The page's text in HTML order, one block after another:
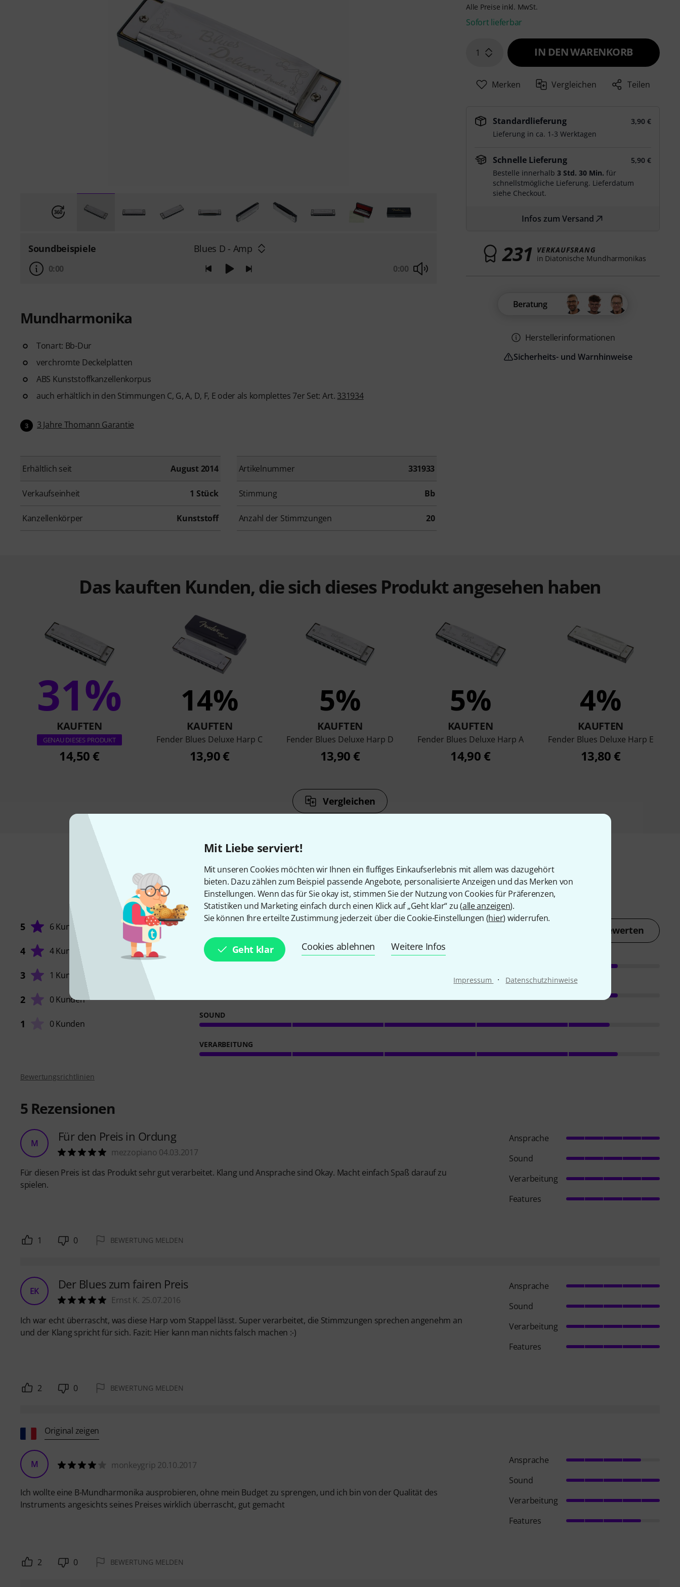
Mit Liebe serviert!
Mit unseren Cookies möchten wir Ihnen ein fluffiges Einkaufserlebnis mit allem was dazugehört
bieten. Dazu zählen zum Beispiel passende Angebote, personalisierte Anzeigen und das Merken von
Einstellungen. Wenn das für Sie okay ist, stimmen Sie der Nutzung von Cookies für Präferenzen,
Statistiken und Marketing einfach durch einen Klick auf „Geht klar“ zu (alle anzeigen).
Sie können Ihre erteilte Zustimmung jederzeit über die Cookie-Einstellungen (hier) widerrufen.
Geht klar Cookies ablehnen Weitere Infos
Impressum · Datenschutzhinweise
Soundbeispiele Blues D - Amp
0:00 0:00
Mundharmonika
Tonart: Bb-Dur
verchromte Deckelplatten
ABS Kunststoffkanzellenkorpus
auch erhältlich in den Stimmungen C, G, A, D, F, E oder als komplettes 7er Set: Art. 331934
3 3 Jahre Thomann Garantie
Erhältlich seit August 2014 Artikelnummer 331933
Verkaufseinheit 1 Stück Stimmung Bb
Kanzellenkörper Kunststoff Anzahl der Stimmzungen 20
Alle Preise inkl. MwSt.
Sofort lieferbar
1 IN DEN WARENKORB
Merken Vergleichen Teilen
Standardlieferung
3,90 €
Lieferung in ca. 1-3 Werktagen
Schnelle Lieferung
5,90 €
Bestelle innerhalb3 Std. 30 Min. für
schnellstmögliche Lieferung. Lieferdatum
siehe Checkout.
Infos zum Versand
231 VERKAUFSRANG
in Diatonische Mundharmonikas
Beratung
Herstellerinformationen
Sicherheits- und Warnhinweise
Das kauften Kunden, die sich dieses Produkt angesehen haben
31%
KAUFTEN
GENAU DIESES PRODUKT
14,50 €
14%
KAUFTEN
Fender Blues Deluxe Harp C
13,90 €
5%
KAUFTEN
Fender Blues Deluxe Harp D
13,90 €
5%
KAUFTEN
Fender Blues Deluxe Harp A
14,90 €
4%
KAUFTEN
Fender Blues Deluxe Harp E
13,80 €
Vergleichen
11Kundenbewertungen
5 6 Kunden
4 4 Kunden
3 1 Kunde
2 0 Kunden
1 0 Kunden
Jetzt bewerten
ANSPRACHE
SOUND
VERARBEITUNG
Bewertungsrichtlinien
5 Rezensionen
M Für den Preis in Ordung
mezzopiano 04.03.2017
Für diesen Preis ist das Produkt sehr gut verarbeitet. Klang und Ansprache sind Okay. Macht einfach Spaß darauf zu
spielen.
Ansprache
Sound
Verarbeitung
Features
1 0 BEWERTUNG MELDEN
EK Der Blues zum fairen Preis
Ernst K. 25.07.2016
Ich war echt überrascht, was diese Harp vom Stappel lässt. Super verarbeitet, die Stimmzungen sprechen angenehm an
und der Klang spricht für sich. Fazit: Hier kann man nichts falsch machen :-)
Ansprache
Sound
Verarbeitung
Features
2 0 BEWERTUNG MELDEN
Original zeigen
M monkeygrip 20.10.2017
Ich wollte eine B-Mundharmonika ausprobieren, ohne mein Budget zu sprengen, und ich bin von der Qualität des
Instruments angesichts seines Preises wirklich überrascht, gut gemacht
Ansprache
Sound
Verarbeitung
Features
2 0 BEWERTUNG MELDEN